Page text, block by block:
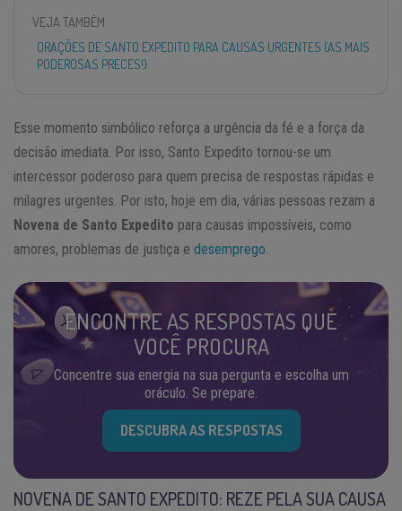
VEJA TAMBÉM
ORAÇÕES DE SANTO EXPEDITO PARA CAUSAS URGENTES (AS MAIS
PODEROSAS PRECES!)
Esse momento simbólico reforça a urgência da fé e a força da
decisão imediata. Por isso, Santo Expedito tornou-se um
intercessor poderoso para quem precisa de respostas rápidas e
milagres urgentes. Por isto, hoje em dia, várias pessoas rezam a
Novena de Santo Expedito para causas impossíveis, como
amores, problemas de justiça e desemprego
ENCONTRE AS RESPOSTAS QUE
VOCÊ PROCURA
Concentre sua energia na sua pergunta e escolha um
oráculo. Se prepare.
DESCUBRA AS RESPOSTAS
NOVENA DE SANTO EXPEDITO: REZE PELA SUA CAUSA